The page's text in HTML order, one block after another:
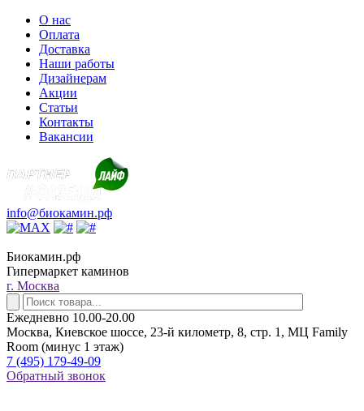
О нас
Оплата
Доставка
Наши работы
Дизайнерам
Акции
Статьи
Контакты
Вакансии
info@биокамин.рф
Биокамин.рф
Гипермаркет каминов
г. Москва
Ежедневно 10.00-20.00
Москва, Киевское шоссе, 23-й километр, 8, стр. 1, МЦ Family
Room (минус 1 этаж)
7 (495) 179-49-09
Обратный звонок